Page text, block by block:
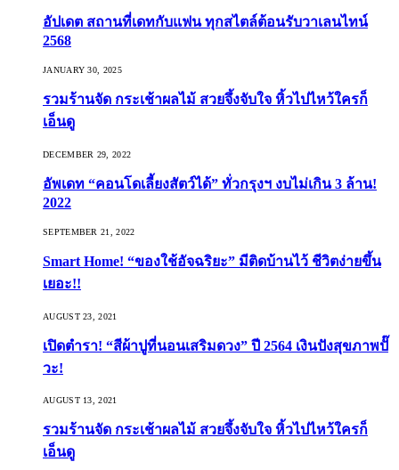
อัปเดต สถานที่เดทกับแฟน ทุกสไตล์ต้อนรับวาเลนไทน์
2568
JANUARY 30, 2025
รวมร้านจัด กระเช้าผลไม้ สวยจึ้งจับใจ หิ้วไปไหว้ใครก็
เอ็นดู
DECEMBER 29, 2022
อัพเดท “คอนโดเลี้ยงสัตว์ได้” ทั่วกรุงฯ งบไม่เกิน 3 ล้าน!
2022
SEPTEMBER 21, 2022
Smart Home! “ของใช้อัจฉริยะ” มีติดบ้านไว้ ชีวิตง่ายขึ้น
เยอะ!!
AUGUST 23, 2021
เปิดตำรา! “สีผ้าปูที่นอนเสริมดวง” ปี 2564 เงินปังสุขภาพปั๊
วะ!
AUGUST 13, 2021
รวมร้านจัด กระเช้าผลไม้ สวยจึ้งจับใจ หิ้วไปไหว้ใครก็
เอ็นดู